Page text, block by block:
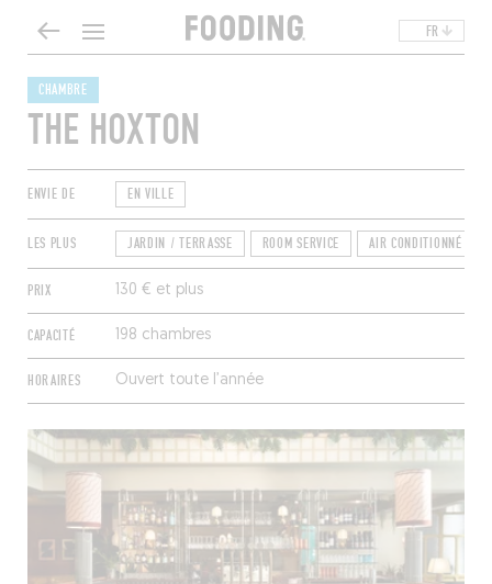
FR
CHAMBRE
THE HOXTON
ENVIE DE EN VILLE
LES PLUS JARDIN / TERRASSE ROOM SERVICE AIR CONDITIONNÉ
PRIX 130 € et plus
CAPACITÉ 198 chambres
HORAIRES Ouvert toute l’année